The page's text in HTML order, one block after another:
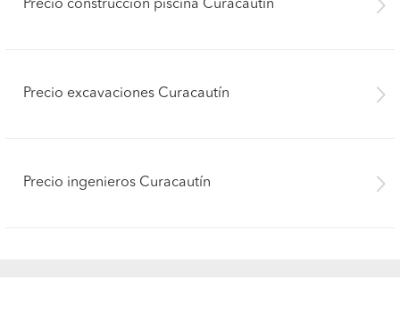
Precio construcción piscina Curacautín
Precio excavaciones Curacautín
Precio ingenieros Curacautín